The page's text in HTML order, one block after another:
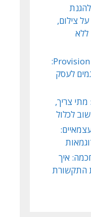
צילום,
ללא
מצלמות אבטחה Provision:
לעסק
מתי צריך,
לכלול
איך
התקשורת